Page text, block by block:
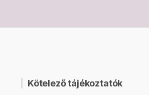
Kötelező tájékoztatók